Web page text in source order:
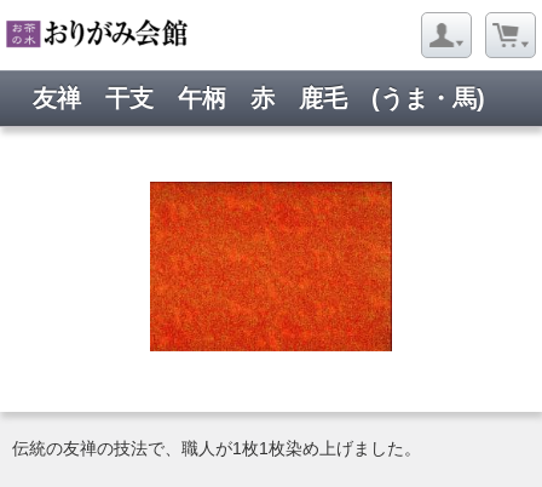
友禅 干支 午柄 赤 鹿毛 (うま・馬)
伝統の友禅の技法で、職人が1枚1枚染め上げました。